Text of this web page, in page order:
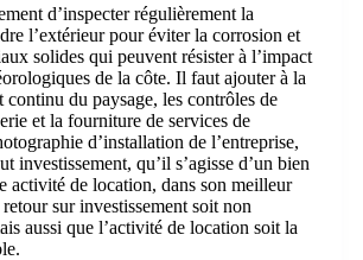
d’inspecter régulièrement la
l’extérieur pour éviter la corrosion et
solides qui peuvent résister à l’impact
de la côte. Il faut ajouter à la
continu du paysage, les contrôles de
et la fourniture de services de
d’installation de l’entreprise,
investissement, qu’il s’agisse d’un bien
activité de location, dans son meilleur
sur investissement soit non
aussi que l’activité de location soit la